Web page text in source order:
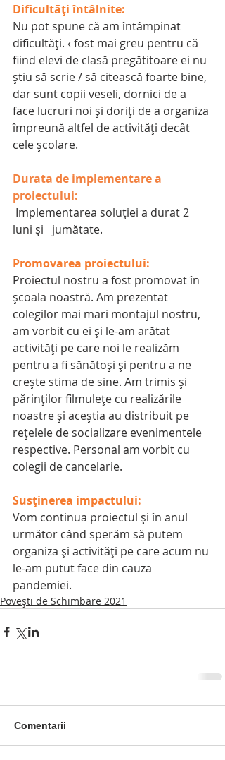
Dificultăți întâlnite:
Nu pot spune că am întâmpinat
dificultăți. ‹ fost mai greu pentru că
fiind elevi de clasă pregătitoare ei nu
știu să scrie / să citească foarte bine,
dar sunt copii veseli, dornici de a
face lucruri noi și doriți de a organiza
împreună altfel de activități decât
cele școlare.
Durata de implementare a
proiectului:
luni și   jumătate.
Promovarea proiectului:
Proiectul nostru a fost promovat în
școala noastră. Am prezentat
colegilor mai mari montajul nostru,
am vorbit cu ei și le-am arătat
activități pe care noi le realizăm
pentru a fi sănătoși și pentru a ne
crește stima de sine. Am trimis și
părinților filmulețe cu realizările
noastre și aceștia au distribuit pe
rețelele de socializare evenimentele
respective. Personal am vorbit cu
colegii de cancelarie.
Susținerea impactului:
Vom continua proiectul și în anul
următor când sperăm să putem
organiza și activități pe care acum nu
le-am putut face din cauza
pandemiei.
Povești de Schimbare 2021
Comentarii